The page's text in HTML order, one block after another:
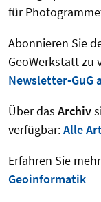
für
Abonnieren Sie
GeoWerkstatt zu
Newsletter-GuG
Über das Archiv
verfügbar:Alle
Erfahren Sie
Geoinformatik